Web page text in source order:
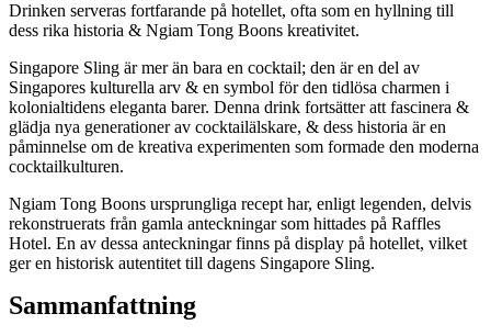
Drinken serveras fortfarande på hotellet, ofta som en hyllning till
dess rika historia & Ngiam Tong Boons kreativitet.
Singapore Sling är mer än bara en cocktail; den är en del av
Singapores kulturella arv & en symbol för den tidlösa charmen i
kolonialtidens eleganta barer. Denna drink fortsätter att fascinera &
glädja nya generationer av cocktailälskare, & dess historia är en
påminnelse om de kreativa experimenten som formade den moderna
cocktailkulturen.
Ngiam Tong Boons ursprungliga recept har, enligt legenden, delvis
rekonstruerats från gamla anteckningar som hittades på Raffles
Hotel. En av dessa anteckningar finns på display på hotellet, vilket
ger en historisk autentitet till dagens Singapore Sling.
Sammanfattning